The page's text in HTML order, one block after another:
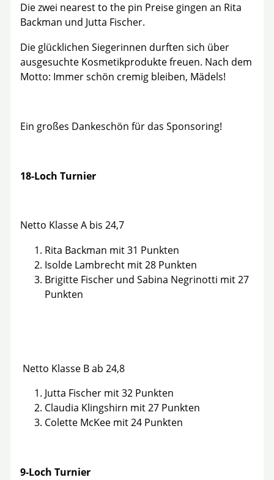
Die zwei nearest to the pin Preise gingen an Rita
Backman und Jutta Fischer.
Die glücklichen Siegerinnen durften sich über
ausgesuchte Kosmetikprodukte freuen. Nach dem
Motto: Immer schön cremig bleiben, Mädels!
Ein großes Dankeschön für das Sponsoring!
18-Loch Turnier
Netto Klasse A bis 24,7
Rita Backman mit 31 Punkten
Isolde Lambrecht mit 28 Punkten
Brigitte Fischer und Sabina Negrinotti mit 27
Punkten
Netto Klasse B ab 24,8
Jutta Fischer mit 32 Punkten
Claudia Klingshirn mit 27 Punkten
Colette McKee mit 24 Punkten
9-Loch Turnier